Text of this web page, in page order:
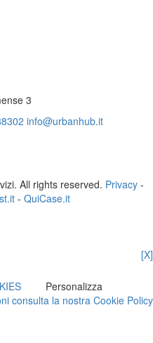
3
info@urbanhub.it
All rights reserved. Privacy-
- QuiCase.it
[X]
Personalizza
consulta la nostra Cookie Policy